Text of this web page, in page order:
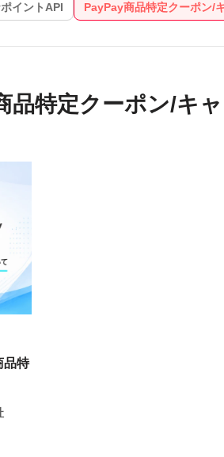
イントAPI PayPay商品特定クーポン/
品特定クーポン/キ
品特